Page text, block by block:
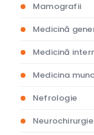
Mamografii
Medicină
Medicină
Medicina
Nefrologie
Neurochirurgie